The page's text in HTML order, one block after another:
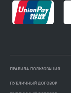
ПРАВИЛА ПОЛЬЗОВАНИЯ
ПУБЛИЧНЫЙ ДОГОВОР